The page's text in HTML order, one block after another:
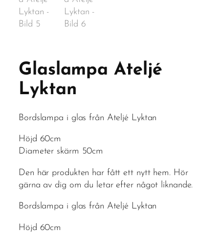
Glaslampa Ateljé
Lyktan
Bordslampa i glas från Ateljé Lyktan
Höjd 60cm
Diameter skärm 50cm
Den här produkten har fått ett nytt hem. Hör
gärna av dig om du letar efter något liknande.
Bordslampa i glas från Ateljé Lyktan
Höjd 60cm